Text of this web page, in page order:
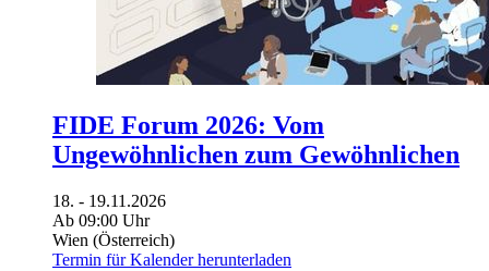
FIDE Forum 2026: Vom
Ungewöhnlichen zum Gewöhnlichen
18. - 19.11.2026
Ab 09:00 Uhr
Wien (Österreich)
Termin für Kalender herunterladen